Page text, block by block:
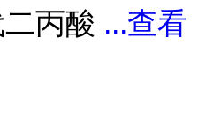
丙酸 ...查看